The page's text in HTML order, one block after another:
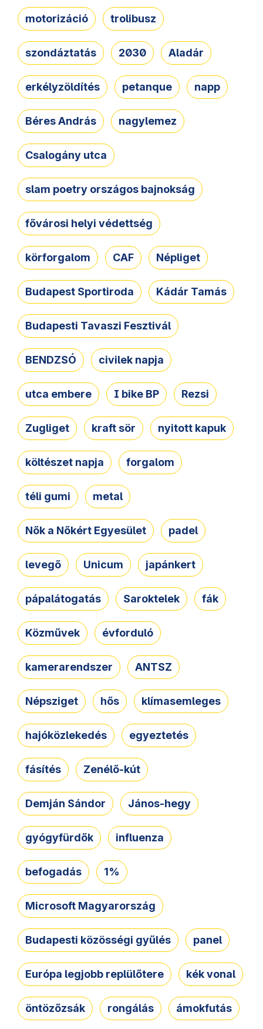
motorizáció trolibusz
szondáztatás 2030 Aladár
erkélyzöldítés petanque napp
Béres András nagylemez
Csalogány utca
slam poetry országos bajnokság
fővárosi helyi védettség
körforgalom CAF Népliget
Budapest Sportiroda Kádár Tamás
Budapesti Tavaszi Fesztivál
BENDZSÓ civilek napja
utca embere I bike BP Rezsi
Zugliget kraft sör nyitott kapuk
költészet napja forgalom
téli gumi metal
Nők a Nőkért Egyesület padel
levegő Unicum japánkert
pápalátogatás Saroktelek fák
Közművek évforduló
kamerarendszer ANTSZ
Népsziget hős klímasemleges
hajóközlekedés egyeztetés
fásítés Zenélő-kút
Demján Sándor János-hegy
gyógyfürdők influenza
befogadás 1%
Microsoft Magyarország
Budapesti közösségi gyűlés panel
Európa legjobb replülőtere kék vonal
öntözőzsák rongálás ámokfutás